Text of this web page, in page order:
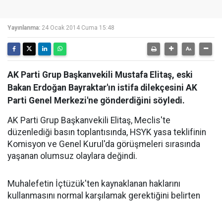
Yayınlanma: 24 Ocak 2014 Cuma 15:48
AK Parti Grup Başkanvekili Mustafa Elitaş, eski
Bakan Erdoğan Bayraktar'ın istifa dilekçesini AK
Parti Genel Merkezi'ne gönderdiğini söyledi.
AK Parti Grup Başkanvekili Elitaş, Meclis'te
düzenlediği basın toplantısında, HSYK yasa teklifinin
Komisyon ve Genel Kurul'da görüşmeleri sırasında
yaşanan olumsuz olaylara değindi.
Muhalefetin İçtüzük'ten kaynaklanan haklarını
kullanmasını normal karşılamak gerektiğini belirten